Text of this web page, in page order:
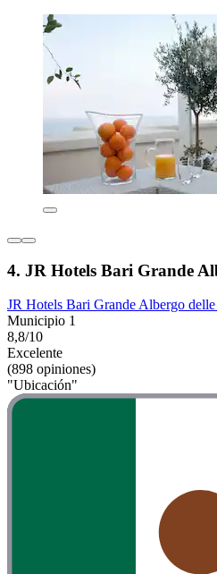
4. JR Hotels Bari Grande
JR Hotels Bari Grande Albergo
Municipio 1
8,8/10
Excelente
(898 opiniones)
"Ubicación"